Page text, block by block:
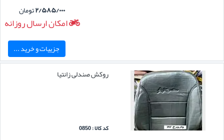
۲/۵۸۵/۰۰۰تومان
امکان ارسال روزانه
جزییات و خرید ...
روکش صندلی زانتیا
کد کالا : 0850